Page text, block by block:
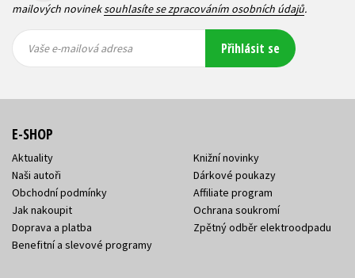
mailových novineksouhlasíte se zpracováním osobních údajů.
mailová
mailová
Vaše e-mailová adresa Přihlásit se
E-SHOP
Aktuality
Naši autoři
Obchodní podmínky
Jak nakoupit
Doprava a platba
Benefitní a slevové programy
Knižní novinky
Dárkové poukazy
Affiliate program
Ochrana soukromí
Zpětný odběr elektroodpadu